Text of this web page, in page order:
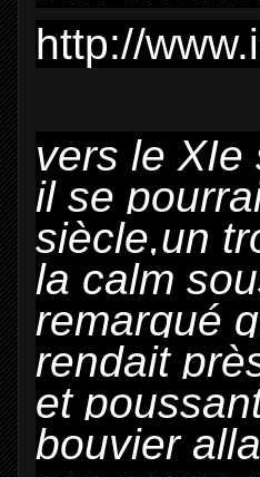
http://
vers le XIe
il se
siècle,un
la calm
remarqué
rendait
et
bouvier